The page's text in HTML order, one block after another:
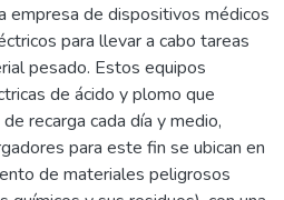
empresa de dispositivos médicos
para llevar a cabo tareas
pesado. Estos equipos
de ácido y plomo que
recarga cada día y medio,
para este fin se ubican en
de materiales peligrosos